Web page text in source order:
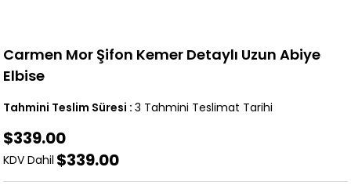
Carmen Mor Şifon Kemer Detaylı Uzun Abiye
Elbise
Tahmini Teslim Süresi : 3 Tahmini Teslimat Tarihi
$339.00
KDV Dahil $339.00